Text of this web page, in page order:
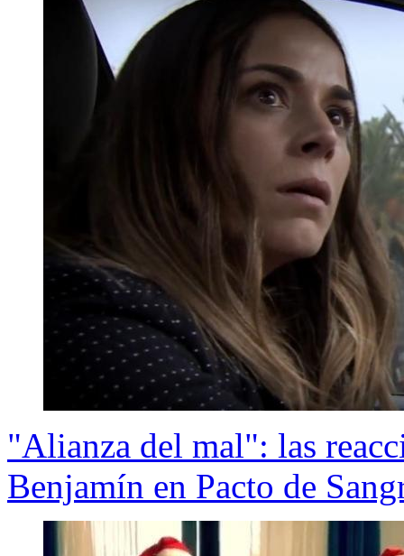
"Alianza del mal": las
Benjamín en Pacto de